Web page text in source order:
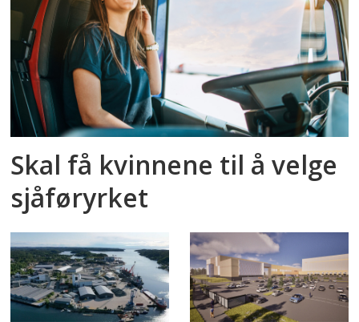
Skal få kvinnene til å velge
sjåføryrket